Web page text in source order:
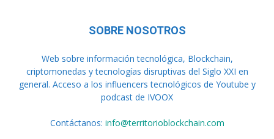
SOBRE NOSOTROS
Web sobre información tecnológica, Blockchain,
criptomonedas y tecnologías disruptivas del Siglo XXI en
general. Acceso a los influencers tecnológicos de Youtube y
podcast de IVOOX
Contáctanos: info@territorioblockchain.com